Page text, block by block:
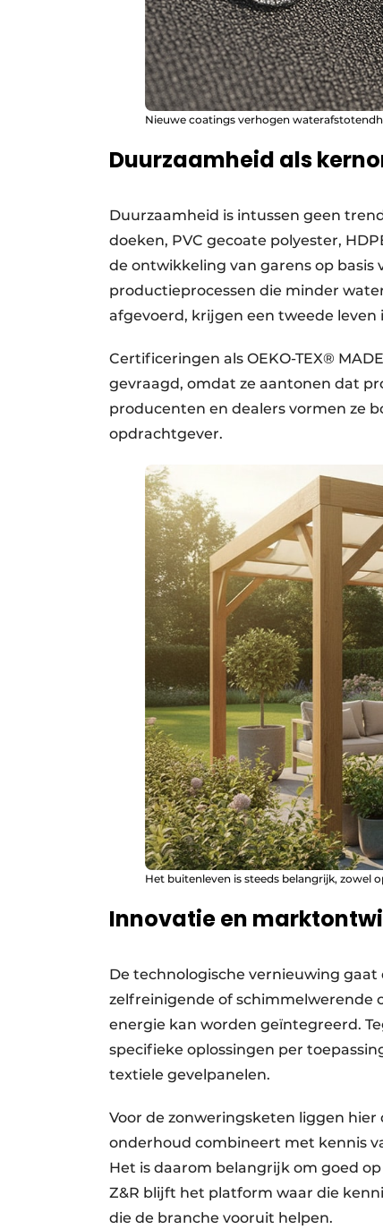
Nieuwe coatings verhogen
Duurzaamheid als
Duurzaamheid is intussen geen
doeken, PVC gecoate polyester,
de ontwikkeling van garens op basis
productieprocessen die minder
afgevoerd, krijgen een tweede leven
Certificeringen als OEKO-TEX®
gevraagd, omdat ze aantonen dat
producenten en dealers vormen ze
opdrachtgever.
Het buitenleven is steeds belangrijk, zowel
Innovatie en
De technologische vernieuwing
zelfreinigende of schimmelwerende
energie kan worden geïntegreerd.
specifieke oplossingen per
textiele gevelpanelen.
Voor de zonweringsketen liggen
onderhoud combineert met kennis
Het is daarom belangrijk om goed
Z&R blijft het platform waar die
die de branche vooruit helpen.